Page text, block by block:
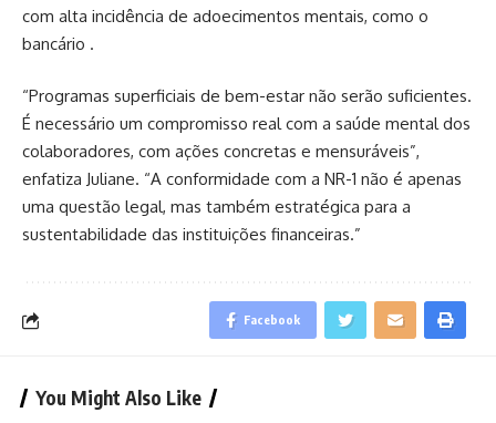
com alta incidência de adoecimentos mentais, como o
bancário .
“Programas superficiais de bem-estar não serão suficientes.
É necessário um compromisso real com a saúde mental dos
colaboradores, com ações concretas e mensuráveis”,
enfatiza Juliane. “A conformidade com a NR-1 não é apenas
uma questão legal, mas também estratégica para a
sustentabilidade das instituições financeiras.”
Facebook
You Might Also Like